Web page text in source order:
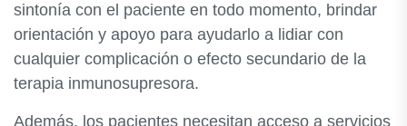
sintonía con el paciente en todo momento, brindar
orientación y apoyo para ayudarlo a lidiar con
cualquier complicación o efecto secundario de la
terapia inmunosupresora.
Además, los pacientes necesitan acceso a servicios